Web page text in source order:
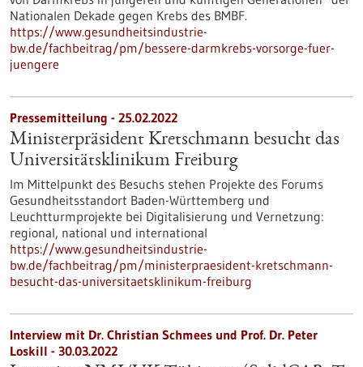
Nationalen Dekade gegen Krebs des BMBF.
https://www.gesundheitsindustrie-
bw.de/fachbeitrag/pm/bessere-darmkrebs-vorsorge-fuer-
juengere
Pressemitteilung - 25.02.2022
Ministerpräsident Kretschmann besucht das
Universitätsklinikum Freiburg
Im Mittelpunkt des Besuchs stehen Projekte des Forums
Gesundheitsstandort Baden-Württemberg und
Leuchtturmprojekte bei Digitalisierung und Vernetzung:
regional, national und international
https://www.gesundheitsindustrie-
bw.de/fachbeitrag/pm/ministerpraesident-kretschmann-
besucht-das-universitaetsklinikum-freiburg
Interview mit Dr. Christian Schmees und Prof. Dr. Peter
Loskill - 30.03.2022